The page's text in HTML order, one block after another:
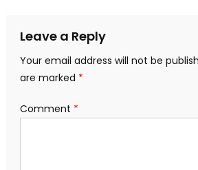
Leave a Reply
Your email address will not be
are marked *
Comment *